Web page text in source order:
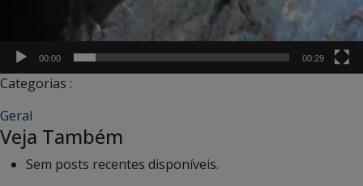
00:00 00:29
Categorias :
Geral
Veja Também
Sem posts recentes disponíveis.